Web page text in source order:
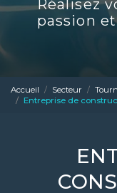
Réalisez
passion
Accueil Secteur
Entreprise de